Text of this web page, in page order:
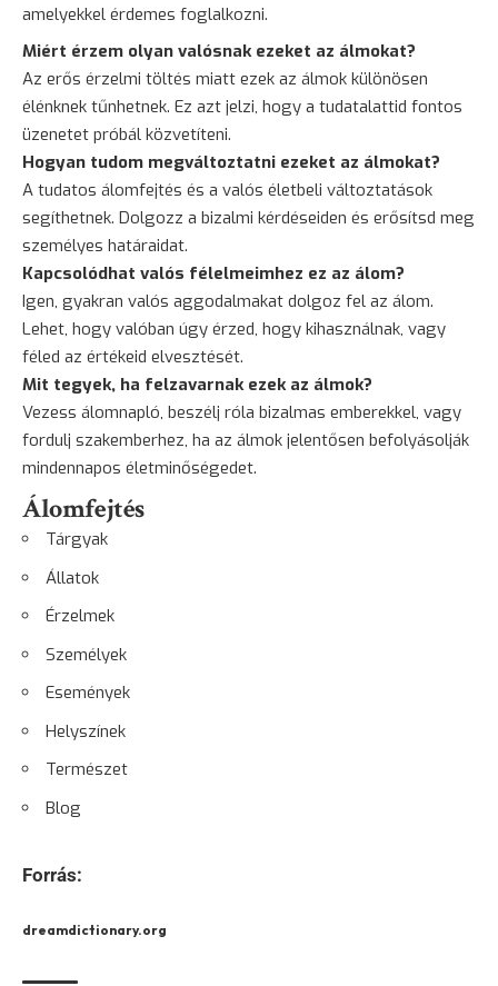
amelyekkel érdemes foglalkozni.
Miért érzem olyan valósnak ezeket az álmokat?
Az erős érzelmi töltés miatt ezek az álmok különösen
élénknek tűnhetnek. Ez azt jelzi, hogy a tudatalattid fontos
üzenetet próbál közvetíteni.
Hogyan tudom megváltoztatni ezeket az álmokat?
A tudatos álomfejtés és a valós életbeli változtatások
segíthetnek. Dolgozz a bizalmi kérdéseiden és erősítsd meg
személyes határaidat.
Kapcsolódhat valós félelmeimhez ez az álom?
Igen, gyakran valós aggodalmakat dolgoz fel az álom.
Lehet, hogy valóban úgy érzed, hogy kihasználnak, vagy
féled az értékeid elvesztését.
Mit tegyek, ha felzavarnak ezek az álmok?
Vezess álomnapló, beszélj róla bizalmas emberekkel, vagy
fordulj szakemberhez, ha az álmok jelentősen befolyásolják
mindennapos életminőségedet.
Álomfejtés
Tárgyak
Állatok
Érzelmek
Személyek
Események
Helyszínek
Természet
Blog
Forrás:
dreamdictionary.org